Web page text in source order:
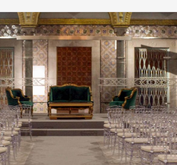
0
Musée, Tunisie coloniale, Tunisie Ottomane